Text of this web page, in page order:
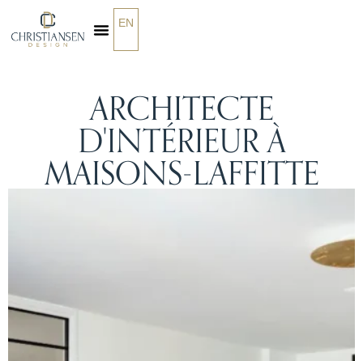
EN
ARCHITECTE
D'INTÉRIEUR À
MAISONS-LAFFITTE